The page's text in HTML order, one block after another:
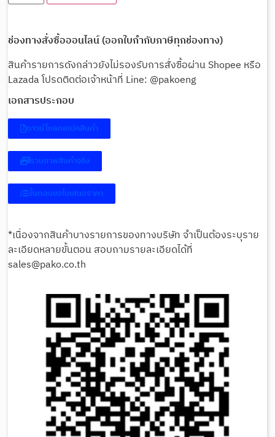
ช่องทางสั่งซื้อออนไลน์ (ออกใบกำกับภาษีทุกช่องทาง)
สินค้ารายการดังกล่าวยังไม่รองรับการสั่งซื้อผ่าน Shopee หรือ
Lazada โปรดติดต่อเจ้าหน้าที่ Line: @pakoeng
เอกสารประกอบ
ดาวน์โหลดสเปคสินค้า
รวมภาพสินค้าจริง
ขั้นตอนขอใบเสนอราคา
*เนื่องจากสินค้าบางรายการของทางบริษัท จำเป็นต้องระบุราย
ละเอียดหลายขั้นตอน สอบถามรายละเอียดได้ที่
sales@pako.co.th